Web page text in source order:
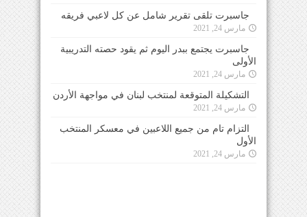
جاسبرت تلقى تقرير شامل عن كل لاعبي فريقه
مارس 24, 2021
جاسبرت يجتمع ببدر اليوم ثم يقود حصته التدريبية
الأولى
مارس 24, 2021
التشكيلة المتوقعة لمنتخب لبنان في مواجهة الأردن
مارس 24, 2021
التزام تام من جميع اللاعبين في معسكر المنتخب
الأول
مارس 24, 2021